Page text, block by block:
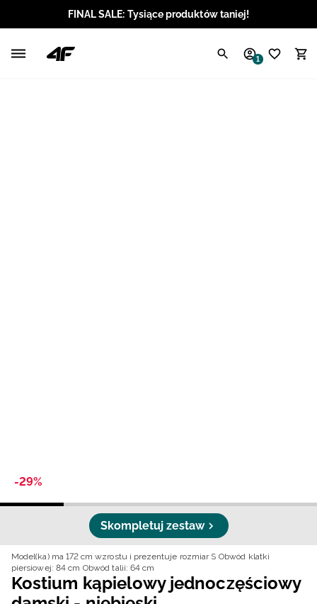
FINAL SALE: Tysiące produktów taniej!
1
-29%
Skompletuj zestaw
Model(ka) ma 172 cm wzrostu i prezentuje rozmiar S Obwód klatki
piersiowej: 84 cm Obwód talii: 64 cm
Kostium kąpielowy jednoczęściowy